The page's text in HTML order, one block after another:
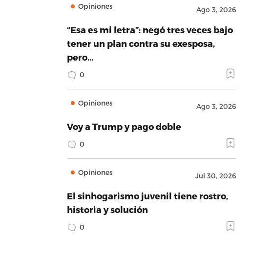
Opiniones Ago 3, 2026
“Esa es mi letra”: negó tres veces bajo
tener un plan contra su exesposa,
pero…
0
Opiniones Ago 3, 2026
Voy a Trump y pago doble
0
Opiniones Jul 30, 2026
El sinhogarismo juvenil tiene rostro,
historia y solución
0